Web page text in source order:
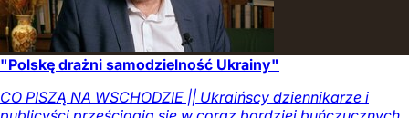
"Polskę drażni samodzielność Ukrainy"
CO PISZĄ NA WSCHODZIE || Ukraińscy dziennikarze i